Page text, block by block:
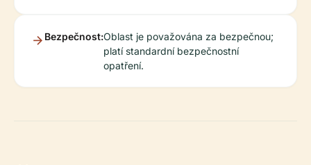
Bezpečnost:Oblast je považována za bezpečnou;
platí standardní bezpečnostní
opatření.